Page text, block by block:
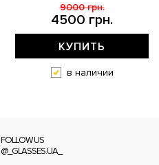
4500 грн.
9000 грн.
КУПИТЬ
в наличии
FOLLOW US
@_GLASSES.UA_